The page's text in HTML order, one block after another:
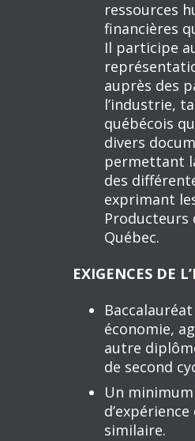
ressources
financières
Il participe
auprès des
l’industrie,
québécois
divers
permettant
des
exprimant
Producteurs
Québec.
EXIGENCES DE
économie,
autre
de second
Un minimum
similaire.